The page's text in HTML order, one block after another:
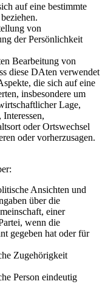
auf eine bestimmte
von
der Persönlichkeit
Bearbeitung von
diese DAten verwendet
die sich auf eine
insbesondere um
Lage,
oder Ortswechsel
oder vorherzusagen.
Ansichten und
über die
einer
wenn die
gegeben hat oder für
Zugehörigkeit
Person eindeutig